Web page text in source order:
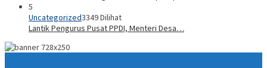
5
Uncategorized3349 Dilihat
Lantik Pengurus Pusat PPDI, Menteri Desa…